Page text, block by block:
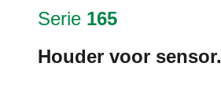
Serie 165
Houder voor sensor.